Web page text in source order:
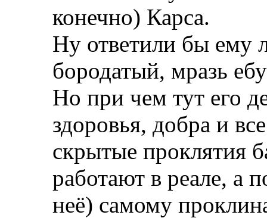
конечно) Карса.
Ну ответили бы ему
бородатый, мразь
Но при чем тут его
здоровья, добра и
скрытые проклятия
работают в реале, а
неё) самому